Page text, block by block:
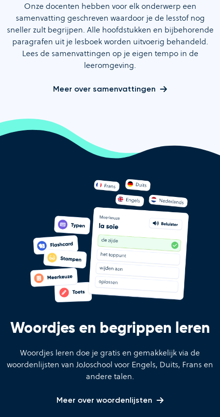
Onze docenten hebben voor elk onderwerp een
samenvatting geschreven waardoor je de lesstof nog
sneller zult begrijpen. Alle hoofdstukken en bijbehorende
paragrafen uit je lesboek worden uitvoerig behandeld.
Lees de samenvattingen op je eigen tempo in de
leeromgeving.
Meer over samenvattingen
Woordjes en begrippen leren
Woordjes leren doe je gratis en gemakkelijk via de
woordenlijsten van JoJoschool voor Engels, Duits, Frans en
andere talen.
Meer over woordenlijsten